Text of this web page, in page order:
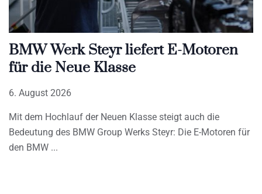
BMW Werk Steyr liefert E-Motoren
für die Neue Klasse
6. August 2026
Mit dem Hochlauf der Neuen Klasse steigt auch die
Bedeutung des BMW Group Werks Steyr: Die E-Motoren für
den BMW